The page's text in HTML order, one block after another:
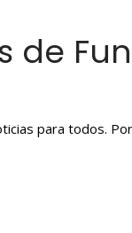
de
para todos.